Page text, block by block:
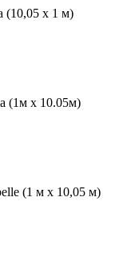
(10,05 х 1 м)
(1м х 10.05м)
(1 м х 10,05 м)